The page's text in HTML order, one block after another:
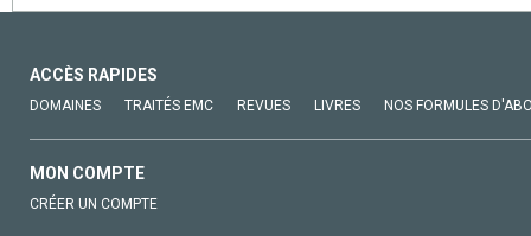
ACCÈS RAPIDES
DOMAINES TRAITÉS EMC REVUES LIVRES NOS FORMULES
MON COMPTE
CRÉER UN COMPTE